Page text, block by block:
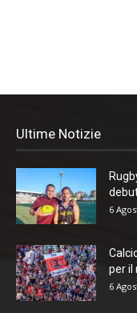
Ultime Notizie
6
per il
6